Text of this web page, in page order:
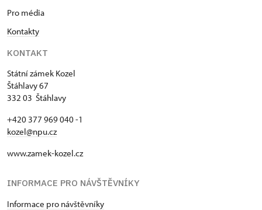
Pro média
Kontakty
KONTAKT
Státní zámek Kozel
Štáhlavy 67
332 03 Štáhlavy
+420 377 969 040 -1
kozel@npu.cz
www.zamek-kozel.cz
INFORMACE PRO NÁVŠTĚVNÍKY
Informace pro návštěvníky